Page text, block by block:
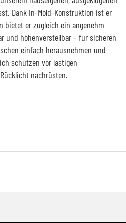
Dank In-Mold-Konstruktion ist er
bietet er zugleich ein angenehm
und höhenverstellbar – für sicheren
einfach herausnehmen und
schützen vor lästigen
nachrüsten.